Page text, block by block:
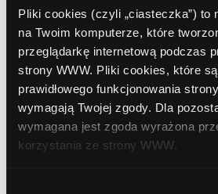
Pliki cookies (czyli „ciasteczka”) to
na Twoim komputerze, które
przeglądarkę internetową podczas
strony WWW. Pliki cookies, które
prawidłowego funkcjonowania
wymagają Twojej zgody. Dla
wymagana jest zgoda wyrażona
korzystania ze strony WWW.
Alior Bank
Bank BGK
Bank Pekao
Bank Pocztowy
BNP Paribas